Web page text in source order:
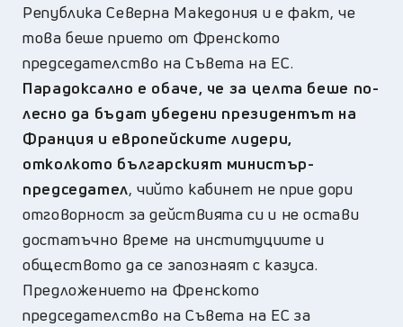
Република Северна Македония и е факт, че
това беше прието от Френското
председателство на Съвета на ЕС.
Парадоксално е обаче, че за целта беше по-
лесно да бъдат убедени президентът на
Франция и европейските лидери,
отколкото българският министър-
председател, чийто кабинет не прие дори
отговорност за действията си и не остави
достатъчно време на институциите и
обществото да се запознаят с казуса.
Предложението на Френското
председателство на Съвета на ЕС за